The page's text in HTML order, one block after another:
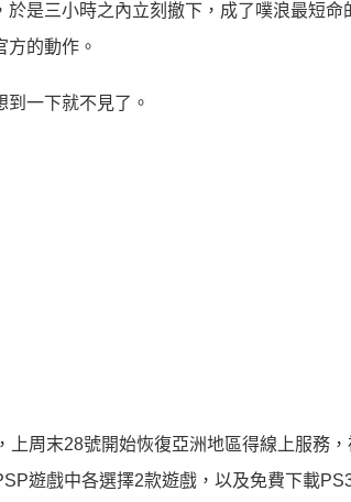
是三小時之內立刻撤下，成了噗浪最短命
的動作。
一下就不見了。
周末28號開始恢復亞洲地區得線上服務
遊戲中各選擇2款遊戲，以及免費下載